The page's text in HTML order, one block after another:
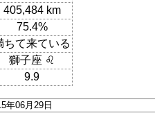
405,484 km
75.4%
ちて来ている
獅子座 ♌
9.9
年06月29日